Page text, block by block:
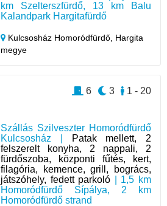
km Szelterszfürdő, 13 km Balu
Kalandpark Hargitafürdő
Kulcsosház Homoródfürdő, Hargita
megye
Szállás Szilveszter Homoródfürdő
Kulcsosház |
Patak mellett, 2
felszerelt konyha, 2 nappali, 2
fürdőszoba, központi fűtés, kert,
filagória, kemence, grill, bogrács,
játszóhely, fedett parkoló | 1,5 km
Homoródfürdő Sípálya, 2 km
Homoródfürdő strand
1 - 20
3
6